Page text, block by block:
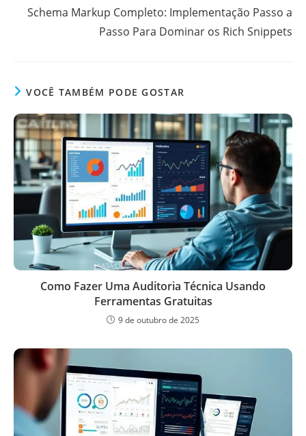
Schema Markup Completo: Implementação Passo a
Passo Para Dominar os Rich Snippets
VOCÊ TAMBÉM PODE GOSTAR
Como Fazer Uma Auditoria Técnica Usando
Ferramentas Gratuitas
9 de outubro de 2025